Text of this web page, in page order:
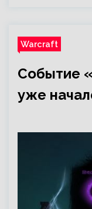
Warcraft
Событие
уже